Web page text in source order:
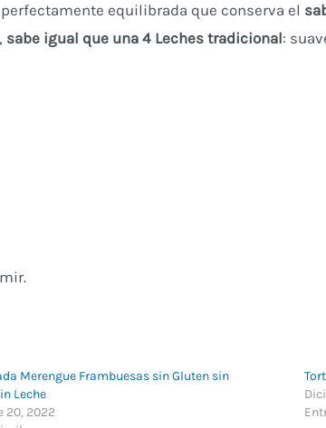
equilibrada que conserva el
sabe igual que una 4 Leches tradicional:
Merengue Frambuesas sin Gluten sin
Leche
20, 2022